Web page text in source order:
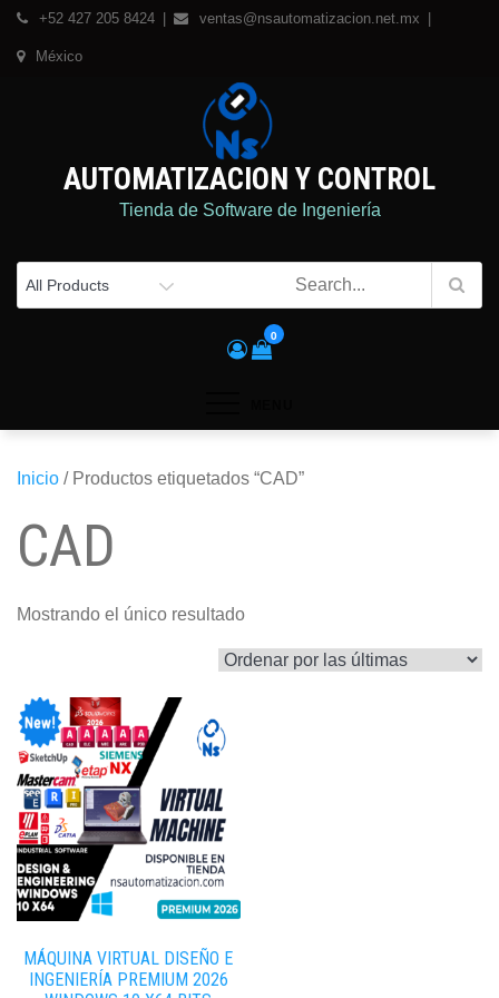
Skip
+52 427 205 8424 ventas@nsautomatizacion.net.mx
México
AUTOMATIZACION Y CONTROL
Tienda de Software de Ingeniería
0
Inicio / Productos etiquetados “CAD”
CAD
Mostrando el único resultado
MÁQUINA VIRTUAL DISEÑO E
INGENIERÍA PREMIUM 2026